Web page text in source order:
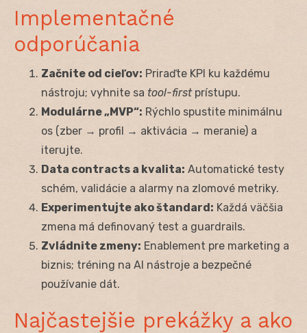
Implementačné
odporúčania
Začnite od cieľov: Priraďte KPI ku každému
nástroju; vyhnite sa tool-firstprístupu.
Modulárne „MVP“: Rýchlo spustite minimálnu
os (zber → profil → aktivácia → meranie) a
iterujte.
Data contracts a kvalita: Automatické testy
schém, validácie a alarmy na zlomové metriky.
Experimentujte ako štandard: Každá väčšia
zmena má definovaný test a guardrails.
Zvládnite zmeny: Enablement pre marketing a
biznis; tréning na AI nástroje a bezpečné
používanie dát.
Najčastejšie prekážky a ako